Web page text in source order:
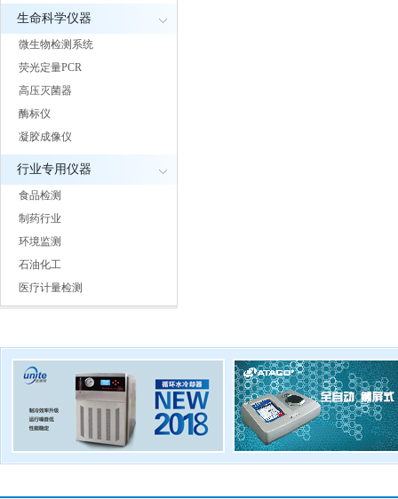
生命科学仪器
微生物检测系统
荧光定量PCR
高压灭菌器
酶标仪
凝胶成像仪
行业专用仪器
食品检测
制药行业
环境监测
石油化工
医疗计量检测